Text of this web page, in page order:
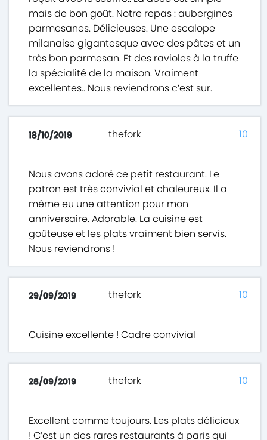
mais de bon goût. Notre repas : aubergines
parmesanes. Délicieuses. Une escalope
milanaise gigantesque avec des pâtes et un
très bon parmesan. Et des ravioles à la truffe
la spécialité de la maison. Vraiment
excellentes.. Nous reviendrons c’est sur.
18/10/2019 thefork
Nous avons adoré ce petit restaurant. Le
patron est très convivial et chaleureux. Il a
même eu une attention pour mon
anniversaire. Adorable. La cuisine est
goûteuse et les plats vraiment bien servis.
Nous reviendrons !
10
29/09/2019 thefork
Cuisine excellente ! Cadre convivial
10
28/09/2019 thefork
Excellent comme toujours. Les plats délicieux
! C’est un des rares restaurants à paris qui
10